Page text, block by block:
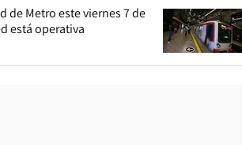
de Metro este viernes 7 de
está operativa